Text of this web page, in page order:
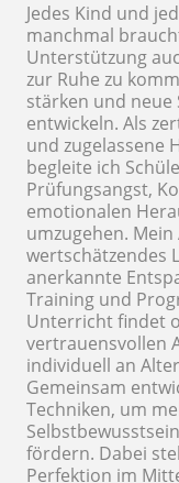
Jedes Kind und
manchmal
Unterstützung
zur Ruhe zu
stärken und neue
entwickeln. Als
und zugelassene
begleite ich
Prüfungsangst,
emotionalen
umzugehen.
wertschätzendes
anerkannte
Training und
Unterricht findet
vertrauensvollen
individuell an
Gemeinsam
Techniken, um
fördern. Dabei
Perfektion im